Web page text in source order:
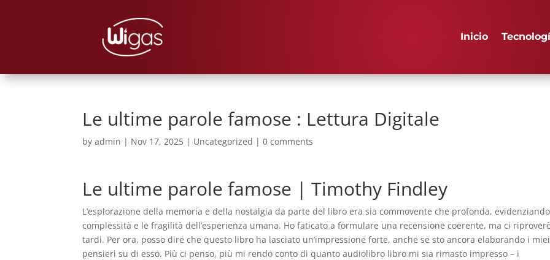
Inicio
Le ultime parole famose : Lettura Digitale
byadmin | Nov 17, 2025 | Uncategorized |0 comments
Le ultime parole famose | Timothy Findley
L’esplorazione della memoria e della nostalgia da parte del libro era sia commovente che profonda,
complessità e le fragilità dell’esperienza umana. Ho faticato a formulare una recensione coerente, ma ci
tardi. Per ora, posso dire che questo libro ha lasciato un’impressione forte, anche se sto ancora elaborando i miei
pensieri su di esso. Più ci penso, più mi rendo conto di quanto audiolibro libro mi sia rimasto impresso – i